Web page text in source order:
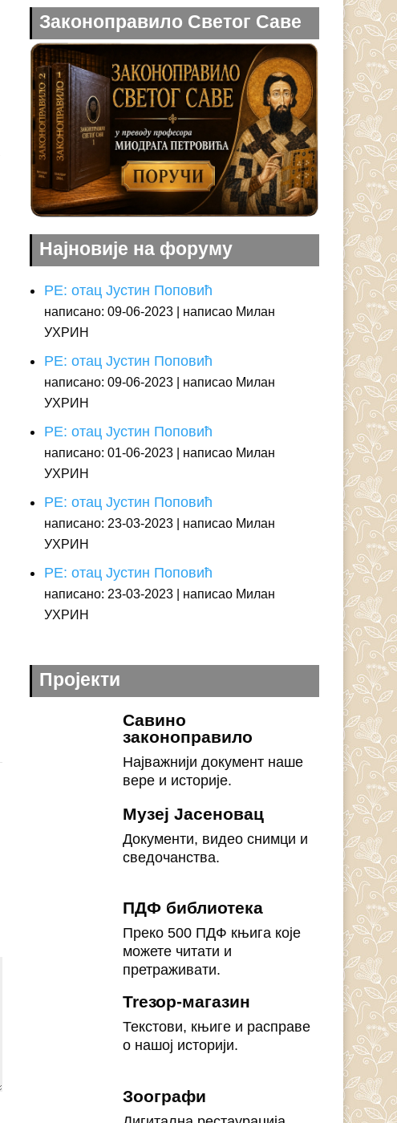
Законоправило Светог Саве
Најновије на форуму
РЕ: отац Јустин Поповић
написано: 09-06-2023
написао Милан
УХРИН
РЕ: отац Јустин Поповић
написано: 09-06-2023
написао Милан
УХРИН
РЕ: отац Јустин Поповић
написано: 01-06-2023
написао Милан
УХРИН
РЕ: отац Јустин Поповић
написано: 23-03-2023
написао Милан
УХРИН
РЕ: отац Јустин Поповић
написано: 23-03-2023
написао Милан
УХРИН
Пројекти
Савино
законоправило
Најважнији документ наше
вере и историје.
Музеј Јасеновац
Документи, видео снимци и
сведочанства.
ПДФ библиотека
Преко 500 ПДФ књига које
можете читати и
претраживати.
Treзор-магазин
Текстови, књиге и расправе
о нашој историји.
Зоографи